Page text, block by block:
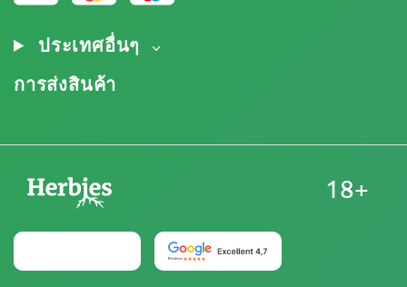
ประเทศอื่นๆ
การส่งสินค้า
18+